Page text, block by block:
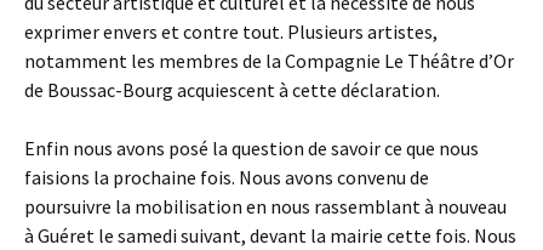
exprimer envers et contre tout. Plusieurs artistes,
notamment les membres de la Compagnie Le Théâtre d’Or
de Boussac-Bourg acquiescent à cette déclaration.
Enfin nous avons posé la question de savoir ce que nous
faisions la prochaine fois. Nous avons convenu de
poursuivre la mobilisation en nous rassemblant à nouveau
à Guéret le samedi suivant, devant la mairie cette fois. Nous